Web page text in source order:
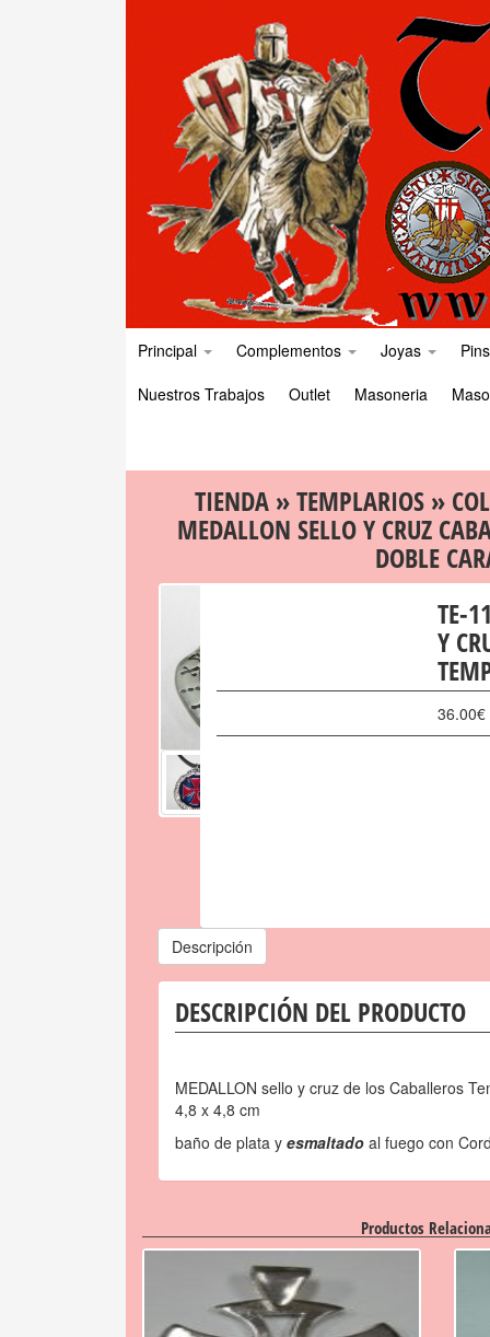
Principal Complementos Joyas
Pins
Nuestros Trabajos
Outlet Masoneria
TIENDA »TEMPLARIOS »
MEDALLON SELLO Y CRUZ
DOBLE
TE-
Y
36.00€
Descripción
DESCRIPCIÓN DEL PRODUCTO
MEDALLON sello y cruz de los Caballeros
4,8 x 4,8 cm
baño de plata y esmaltado al fuego con
Productos